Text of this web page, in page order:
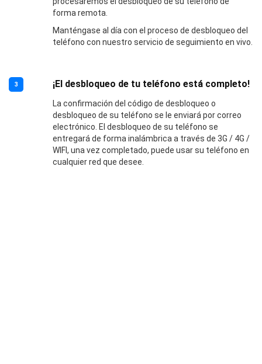
forma remota.
Manténgase al día con el proceso de desbloqueo del
teléfono con nuestro servicio de seguimiento en vivo.
3 ¡El desbloqueo de tu teléfono está completo!
La confirmación del código de desbloqueo o
desbloqueo de su teléfono se le enviará por correo
electrónico. El desbloqueo de su teléfono se
entregará de forma inalámbrica a través de 3G / 4G /
WIFI, una vez completado, puede usar su teléfono en
cualquier red que desee.